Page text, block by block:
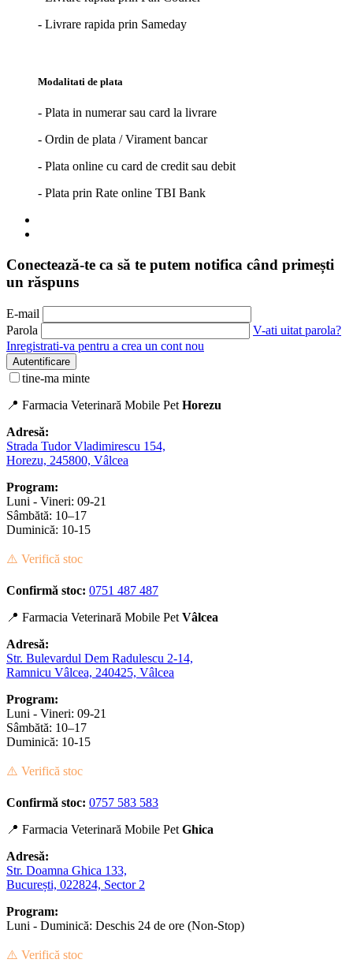
- Livrare rapida prin Sameday
Modalitati de plata
- Plata in numerar sau card la livrare
- Ordin de plata / Virament bancar
- Plata online cu card de credit sau debit
- Plata prin Rate online TBI Bank
Conectează-te ca să te putem notifica când primești
un răspuns
E-mail
Parola
V-ati uitat parola?
Inregistrati-va pentru a crea un cont nou
Autentificare
tine-ma minte
📍 Farmacia Veterinară Mobile Pet Horezu
Adresă:
Strada Tudor Vladimirescu 154,
Horezu, 245800, Vâlcea
Program:
Luni - Vineri: 09-21
Sâmbătă: 10–17
Duminică: 10-15
⚠️ Verifică stoc
Confirmă stoc: 0751 487 487
📍 Farmacia Veterinară Mobile Pet Vâlcea
Adresă:
Str. Bulevardul Dem Radulescu 2-14,
Ramnicu Vâlcea, 240425, Vâlcea
Program:
Luni - Vineri: 09-21
Sâmbătă: 10–17
Duminică: 10-15
⚠️ Verifică stoc
Confirmă stoc: 0757 583 583
📍 Farmacia Veterinară Mobile Pet Ghica
Adresă:
Str. Doamna Ghica 133,
București, 022824, Sector 2
Program:
Luni - Duminică: Deschis 24 de ore (Non-Stop)
⚠️ Verifică stoc